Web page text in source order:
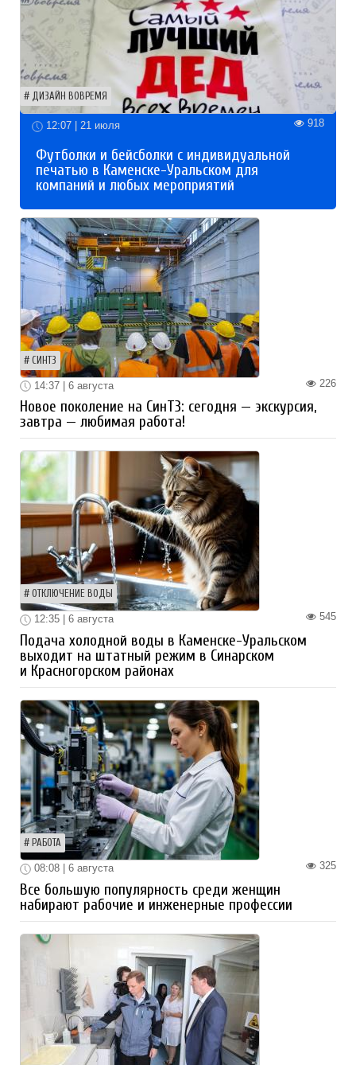
ДИЗАЙН ВОВРЕМЯ
12:07 | 21 июля 918
Футболки и бейсболки с индивидуальной
печатью в Каменске-Уральском для
компаний и любых мероприятий
СИНТЗ
226
14:37 | 6 августа
Новое поколение на СинТЗ: сегодня — экскурсия,
завтра — любимая работа!
ОТКЛЮЧЕНИЕ ВОДЫ
545
12:35 | 6 августа
Подача холодной воды в Каменске-Уральском
выходит на штатный режим в Синарском
и Красногорском районах
РАБОТА
325
08:08 | 6 августа
Все большую популярность среди женщин
набирают рабочие и инженерные профессии